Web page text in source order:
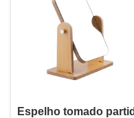
Espelho tomado